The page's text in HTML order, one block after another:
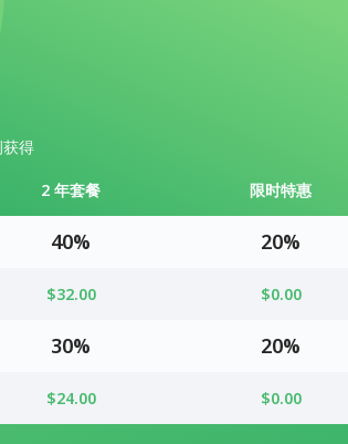
得
2 年套餐 限时特惠
40% 20%
$32.00 $0.00
30% 20%
$24.00 $0.00